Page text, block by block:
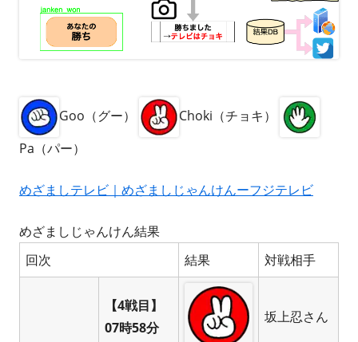
Goo（グー）
Choki（チョキ）
Pa（パー）
めざましテレビ｜めざましじゃんけんーフジテレビ
めざましじゃんけん結果
回次
結果 対戦相手
【4戦目】
07時58分
坂上忍さん